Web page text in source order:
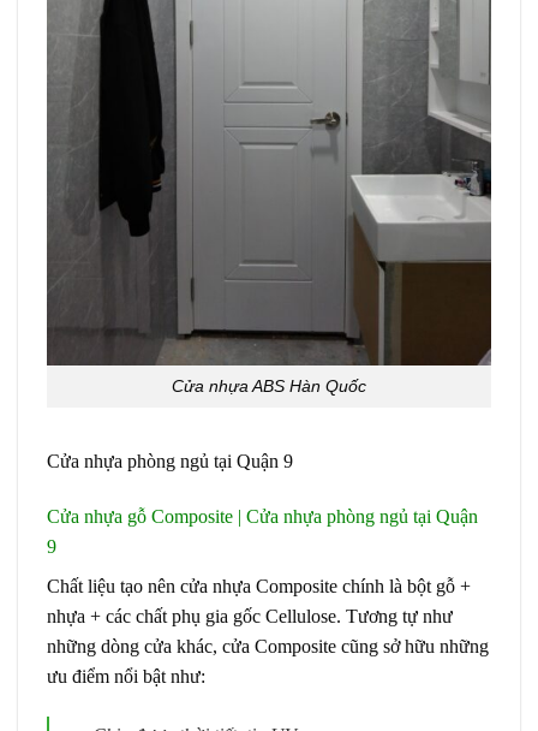
Cửa nhựa ABS Hàn Quốc
Cửa nhựa phòng ngủ tại Quận 9
Cửa nhựa gỗ Composite | Cửa nhựa phòng ngủ tại Quận
9
Chất liệu tạo nên cửa nhựa Composite chính là bột gỗ +
nhựa + các chất phụ gia gốc Cellulose. Tương tự như
những dòng cửa khác, cửa Composite cũng sở hữu những
ưu điểm nổi bật như: